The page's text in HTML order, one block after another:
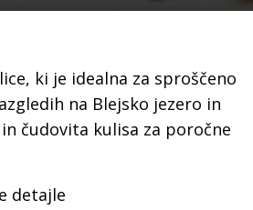
ki je idealna za sproščeno
na Blejsko jezero in
čudovita kulisa za poročne
detajle